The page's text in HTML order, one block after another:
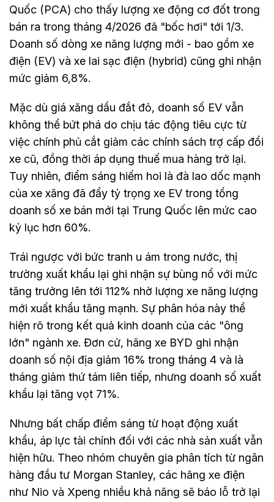
Quốc (PCA) cho thấy lượng xe động cơ đốt trong
bán ra trong tháng 4/2026 đã "bốc hơi" tới 1/3.
Doanh số dòng xe năng lượng mới - bao gồm xe
điện (EV) và xe lai sạc điện (hybrid) cũng ghi nhận
mức giảm 6,8%.
Mặc dù giá xăng dầu đắt đỏ, doanh số EV vẫn
không thể bứt phá do chịu tác động tiêu cực từ
việc chính phủ cắt giảm các chính sách trợ cấp đổi
xe cũ, đồng thời áp dụng thuế mua hàng trở lại.
Tuy nhiên, điểm sáng hiếm hoi là đà lao dốc mạnh
của xe xăng đã đẩy tỷ trọng xe EV trong tổng
doanh số xe bán mới tại Trung Quốc lên mức cao
kỷ lục hơn 60%.
Trái ngược với bức tranh u ám trong nước, thị
trường xuất khẩu lại ghi nhận sự bùng nổ với mức
tăng trưởng lên tới 112% nhờ lượng xe năng lượng
mới xuất khẩu tăng mạnh. Sự phân hóa này thể
hiện rõ trong kết quả kinh doanh của các "ông
lớn" ngành xe. Đơn cử, hãng xe BYD ghi nhận
doanh số nội địa giảm 16% trong tháng 4 và là
tháng giảm thứ tám liên tiếp, nhưng doanh số xuất
khẩu lại tăng vọt 71%.
Nhưng bất chấp điểm sáng từ hoạt động xuất
khẩu, áp lực tài chính đối với các nhà sản xuất vẫn
hiện hữu. Theo nhóm chuyên gia phân tích từ ngân
hàng đầu tư Morgan Stanley, các hãng xe điện
như Nio và Xpeng nhiều khả năng sẽ báo lỗ trở lại